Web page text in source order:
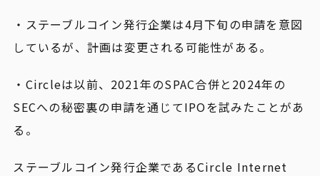
・ステーブルコイン発行企業は4月下旬の申請を意図
しているが、計画は変更される可能性がある。
・Circleは以前、2021年のSPAC合併と2024年の
SECへの秘密裏の申請を通じてIPOを試みたことがあ
る。
ステーブルコイン発行企業であるCircle Internet